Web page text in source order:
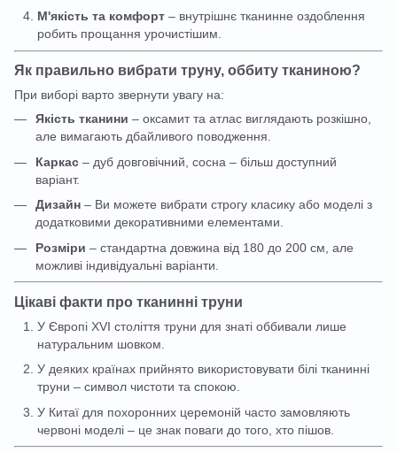
М'якість та комфорт – внутрішнє тканинне оздоблення
робить прощання урочистішим.
Як правильно вибрати труну, оббиту тканиною?
При виборі варто звернути увагу на:
Якість тканини – оксамит та атлас виглядають розкішно,
але вимагають дбайливого поводження.
Каркас – дуб довговічний, сосна – більш доступний
варіант.
Дизайн – Ви можете вибрати строгу класику або моделі з
додатковими декоративними елементами.
Розміри – стандартна довжина від 180 до 200 см, але
можливі індивідуальні варіанти.
Цікаві факти про тканинні труни
У Європі XVI століття труни для знаті оббивали лише
натуральним шовком.
У деяких країнах прийнято використовувати білі тканинні
труни – символ чистоти та спокою.
У Китаї для похоронних церемоній часто замовляють
червоні моделі – це знак поваги до того, хто пішов.